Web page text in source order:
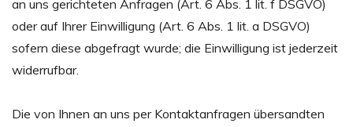
an uns gerichteten Anfragen (Art. 6 Abs. 1 lit. f DSGVO)
oder auf Ihrer Einwilligung (Art. 6 Abs. 1 lit. a DSGVO)
sofern diese abgefragt wurde; die Einwilligung ist jederzeit
widerrufbar.
Die von Ihnen an uns per Kontaktanfragen übersandten